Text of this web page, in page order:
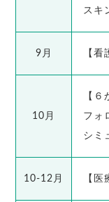
スキ
9月 【
10月
【
フォ
シミ
10-12月 【